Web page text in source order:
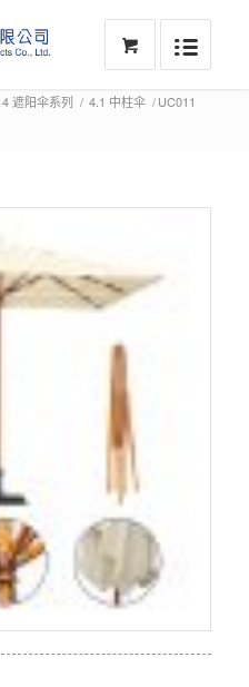
4 遮阳伞系列 / 4.1 中柱伞 / UC011